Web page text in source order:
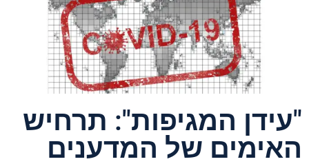
המגיפות": תרחיש
של המדענים